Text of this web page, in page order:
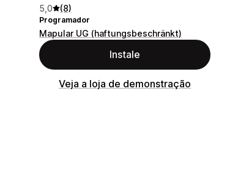
5,0 (8)
Programador
Mapular UG (haftungsbeschränkt)
Instale
Veja a loja de demonstração